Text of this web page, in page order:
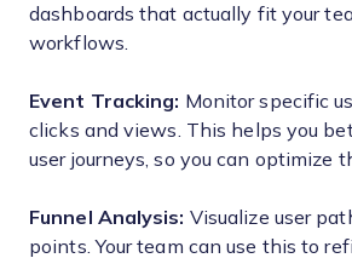
dashboards that actually fit your
workflows.
Event Tracking: Monitor specific
clicks and views. This helps you
user journeys, so you can optimize
Funnel Analysis: Visualize user
points. Your team can use this to